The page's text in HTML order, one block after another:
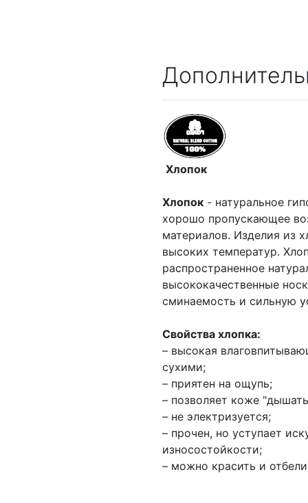
Хлопок
Хлопок - натуральное
хорошо пропускающее
материалов. Изделия из
высоких температур.
распространенное
высококачественные
сминаемость и сильную
Свойства хлопка:
– высокая
сухими;
– приятен на ощупь;
– позволяет коже
– не электризуется;
– прочен, но уступает
износостойкости;
– можно красить и